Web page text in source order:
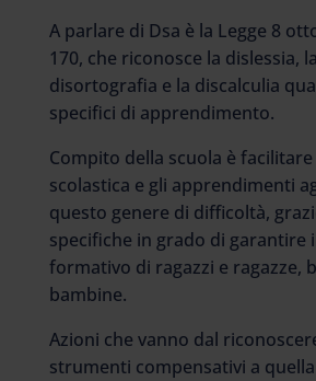
A parlare di Dsa è la Legge 8
170, che riconosce la dislessia,
disortografia e la discalculia
specifici di apprendimento.
Compito della scuola è facilitare
scolastica e gli apprendimenti
questo genere di difficoltà,
specifiche in grado di garantire
formativo di ragazzi e ragazze,
bambine.
Azioni che vanno dal
strumenti compensativi a